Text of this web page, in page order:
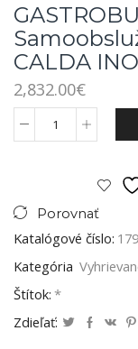
CALDA
2,832.00€
Porovnať
Katalógové číslo:
Kategória
Štítok: *
Zdieľať: